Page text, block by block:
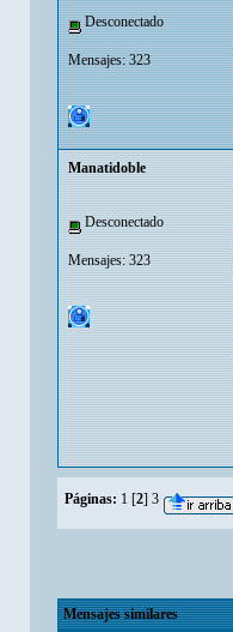
Desconectado
Mensajes: 323
Manatidoble
Desconectado
Mensajes: 323
Páginas: 1 [2] 3
Mensajes similares